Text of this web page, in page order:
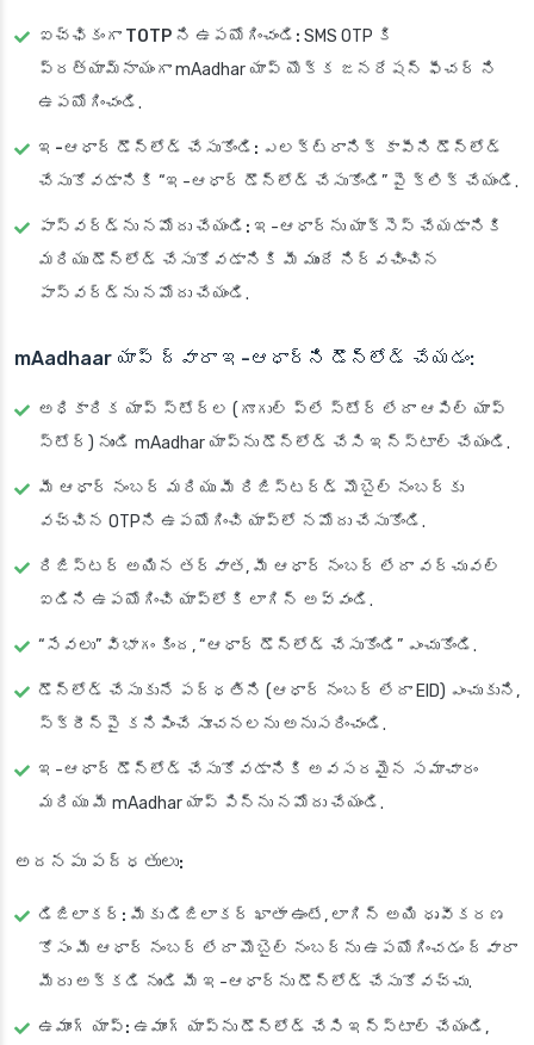
ఐచ్ఛికంగా TOTP ని ఉపయోగించండి: SMS OTP కి
ప్రత్యామ్నాయంగా mAadhar యాప్ యొక్క జనరేషన్ ఫీచర్ ని
ఉపయోగించండి.
ఇ-ఆధార్ డౌన్‌లోడ్ చేసుకోండి: ఎలక్ట్రానిక్ కాపీని డౌన్‌లోడ్
చేసుకోవడానికి “ఇ-ఆధార్ డౌన్‌లోడ్ చేసుకోండి” పై క్లిక్ చేయండి.
పాస్‌వర్డ్‌ను నమోదు చేయండి: ఇ-ఆధార్‌ను యాక్సెస్ చేయడానికి
మరియు డౌన్‌లోడ్ చేసుకోవడానికి మీ ముందే నిర్వచించిన
పాస్‌వర్డ్‌ను నమోదు చేయండి.
mAadhaar యాప్ ద్వారా ఇ-ఆధార్‌ని డౌన్‌లోడ్ చేయడం:
అధికారిక యాప్ స్టోర్‌ల (గూగుల్ ప్లే స్టోర్ లేదా ఆపిల్ యాప్
స్టోర్) నుండి mAadhar యాప్‌ను డౌన్‌లోడ్ చేసి ఇన్‌స్టాల్ చేయండి.
మీ ఆధార్ నంబర్ మరియు మీ రిజిస్టర్డ్ మొబైల్ నంబర్‌కు
వచ్చిన OTPని ఉపయోగించి యాప్‌లో నమోదు చేసుకోండి.
రిజిస్టర్ అయిన తర్వాత, మీ ఆధార్ నంబర్ లేదా వర్చువల్
ఐడిని ఉపయోగించి యాప్‌లోకి లాగిన్ అవ్వండి.
“సేవలు” విభాగం కింద, “ఆధార్ డౌన్‌లోడ్ చేసుకోండి” ఎంచుకోండి.
డౌన్‌లోడ్ చేసుకునే పద్ధతిని (ఆధార్ నంబర్ లేదా EID) ఎంచుకుని,
స్క్రీన్‌పై కనిపించే సూచనలను అనుసరించండి.
ఇ-ఆధార్ డౌన్‌లోడ్ చేసుకోవడానికి అవసరమైన సమాచారం
మరియు మీ mAadhar యాప్ పిన్‌ను నమోదు చేయండి.
అదనపు పద్ధతులు:
డిజిలాకర్: మీకు డిజిలాకర్ ఖాతా ఉంటే, లాగిన్ అయి ధృవీకరణ
కోసం మీ ఆధార్ నంబర్ లేదా మొబైల్ నంబర్‌ను ఉపయోగించడం ద్వారా
మీరు అక్కడి నుండి మీ ఇ-ఆధార్‌ను డౌన్‌లోడ్ చేసుకోవచ్చు.
ఉమాంగ్ యాప్: ఉమాంగ్ యాప్‌ను డౌన్‌లోడ్ చేసి ఇన్‌స్టాల్ చేయండి,